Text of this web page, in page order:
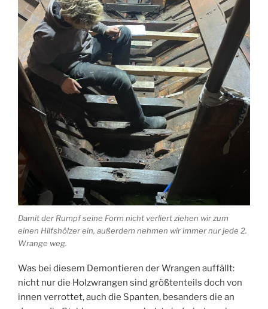
Damit der Rumpf seine Form nicht verliert ziehen wir zum
einen Hilfshölzer ein, außerdem nehmen wir immer nur jede 2.
Wrange weg.
Was bei diesem Demontieren der Wrangen auffällt:
nicht nur die Holzwrangen sind größtenteils doch von
innen verrottet, auch die Spanten, besanders die an